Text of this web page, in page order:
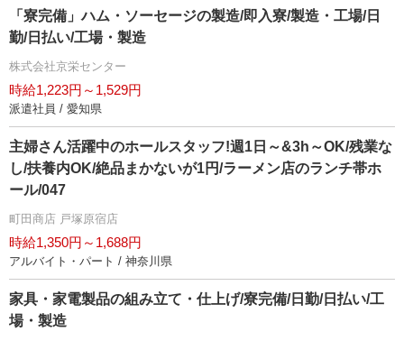
「寮完備」ハム・ソーセージの製造/即入寮/製造・工場/日
勤/日払い/工場・製造
株式会社京栄センター
時給1,223円～1,529円
派遣社員 / 愛知県
主婦さん活躍中のホールスタッフ!週1日～&3h～OK/残業な
し/扶養内OK/絶品まかないが1円/ラーメン店のランチ帯ホ
ール/047
町田商店 戸塚原宿店
時給1,350円～1,688円
アルバイト・パート / 神奈川県
家具・家電製品の組み立て・仕上げ/寮完備/日勤/日払い/工
場・製造